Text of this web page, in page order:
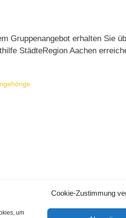
Cookie-Zustimmung
um
Gruppenangebot erhalten Sie
StädteRegion Aachen